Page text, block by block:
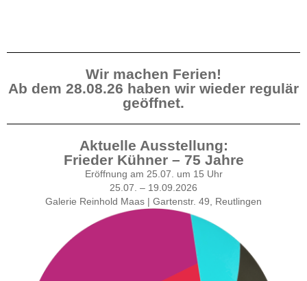
Wir machen Ferien!
Ab dem 28.08.26 haben wir wieder regulär
geöffnet.
Aktuelle Ausstellung:
Frieder Kühner – 75 Jahre
Eröffnung am 25.07. um 15 Uhr
25.07. – 19.09.2026
Galerie Reinhold Maas | Gartenstr. 49, Reutlingen